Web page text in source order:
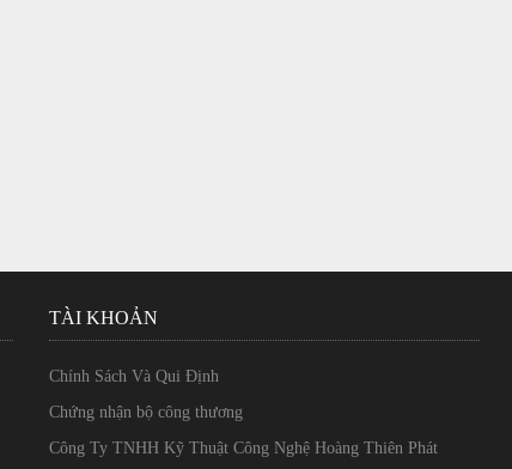
TÀI KHOẢN
Chính Sách Và Qui Định
Chứng nhận bộ công thương
Công Ty TNHH Kỹ Thuật Công Nghệ Hoàng Thiên Phát